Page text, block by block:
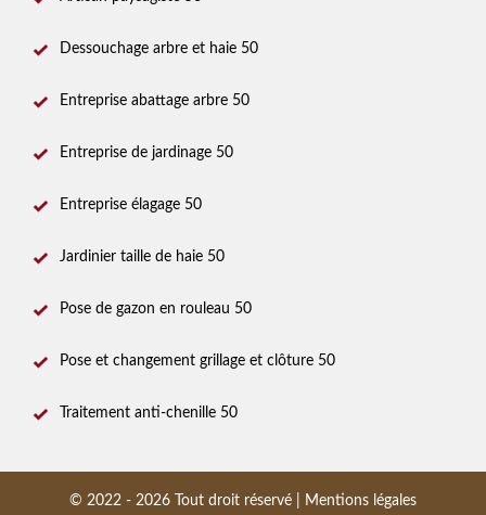
Dessouchage arbre et haie 50
Entreprise abattage arbre 50
Entreprise de jardinage 50
Entreprise élagage 50
Jardinier taille de haie 50
Pose de gazon en rouleau 50
Pose et changement grillage et clôture 50
Traitement anti-chenille 50
© 2022 - 2026 Tout droit réservé | Mentions légales